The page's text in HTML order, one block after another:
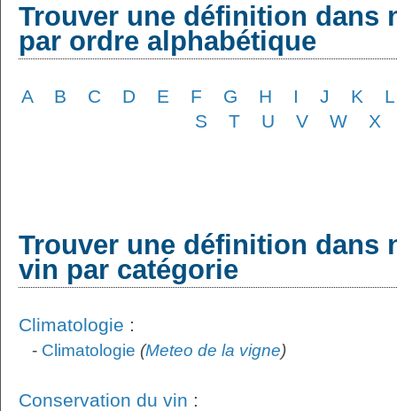
Trouver une définition dans
par ordre alphabétique
A B C D E F G H I J K
L
S
T U V W X
Trouver une définition dans
vin par catégorie
Climatologie :
- Climatologie (Meteo de la vigne)
Conservation du vin :